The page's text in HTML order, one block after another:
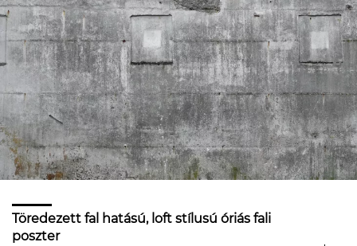
Töredezett fal hatású, loft stílusú óriás fali
poszter